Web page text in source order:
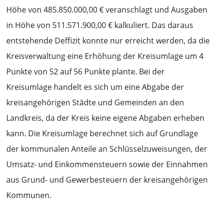
Höhe von 485.850.000,00 € veranschlagt und Ausgaben
in Höhe von 511.571.900,00 € kalkuliert. Das daraus
entstehende Deffizit konnte nur erreicht werden, da die
Kreisverwaltung eine Erhöhung der Kreisumlage um 4
Punkte von 52 auf 56 Punkte plante. Bei der
Kreisumlage handelt es sich um eine Abgabe der
kreisangehörigen Städte und Gemeinden an den
Landkreis, da der Kreis keine eigene Abgaben erheben
kann. Die Kreisumlage berechnet sich auf Grundlage
der kommunalen Anteile an Schlüsselzuweisungen, der
Umsatz- und Einkommensteuern sowie der Einnahmen
aus Grund- und Gewerbesteuern der kreisangehörigen
Kommunen.